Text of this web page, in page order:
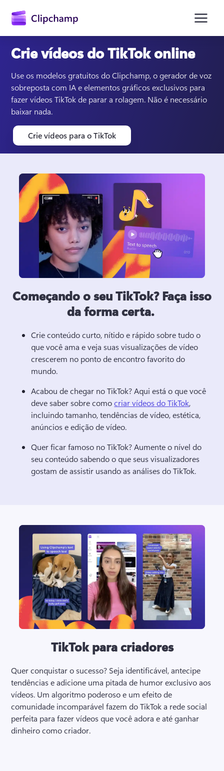
conteúdo
principal
Experimentar gratuitamente
Crie vídeos do TikTok online
Use os modelos gratuitos do Clipchamp, o gerador de voz
sobreposta com IA e elementos gráficos exclusivos para
fazer vídeos TikTok de parar a rolagem. Não é necessário
baixar nada.
Crie vídeos para o TikTok
Começando o seu TikTok? Faça isso
da forma certa.
Crie conteúdo curto, nítido e rápido sobre tudo o
que você ama e veja suas visualizações de vídeo
crescerem no ponto de encontro favorito do
mundo.
Acabou de chegar no TikTok? Aqui está o que você
deve saber sobre como criar vídeos do TikTok,
incluindo tamanho, tendências de vídeo, estética,
anúncios e edição de vídeo.
Quer ficar famoso no TikTok? Aumente o nível do
seu conteúdo sabendo o que seus visualizadores
gostam de assistir usando as análises do TikTok.
TikTok para criadores
Quer conquistar o sucesso? Seja identificável, antecipe
tendências e adicione uma pitada de humor exclusivo aos
vídeos. Um algoritmo poderoso e um efeito de
comunidade incomparável fazem do TikTok a rede social
perfeita para fazer vídeos que você adora e até ganhar
dinheiro como criador.